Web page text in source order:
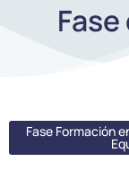
Fase Formación